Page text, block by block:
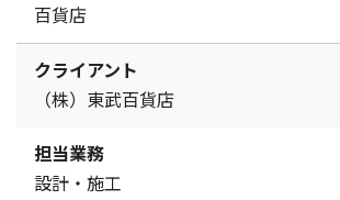
百貨店
クライアント
（株）東武百貨店
担当業務
設計・施工